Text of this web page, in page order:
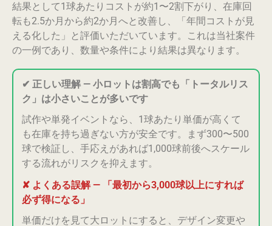
結果として1球あたりコストが約1〜2割下がり、在庫回
転も2.5か月から約2か月へと改善し、「年間コストが見
える化した」と評価いただいています。これは当社案件
の一例であり、数量や条件により結果は異なります。
✔ 正しい理解 — 小ロットは割高でも「トータルリス
ク」は小さいことが多いです
試作や単発イベントなら、1球あたり単価が高くて
も在庫を持ち過ぎない方が安全です。まず300〜500
球で検証し、手応えがあれば1,000球前後へスケール
する流れがリスクを抑えます。
✘ よくある誤解 — 「最初から3,000球以上にすれば
必ず得になる」
単価だけを見て大ロットにすると、デザイン変更や